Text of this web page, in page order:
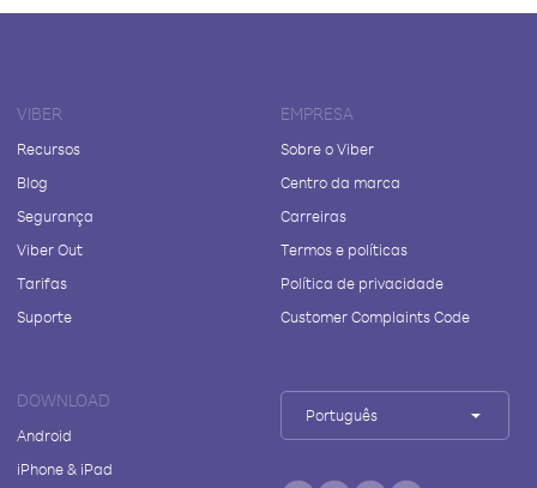
VIBER
Recursos
Blog
Segurança
Viber Out
Tarifas
Suporte
EMPRESA
Sobre o Viber
Centro da marca
Carreiras
Termos e políticas
Política de privacidade
Customer Complaints Code
DOWNLOAD
Android
iPhone & iPad
Português